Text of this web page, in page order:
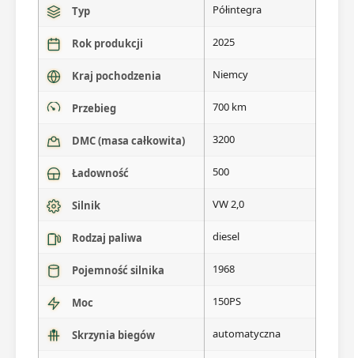
Typ Półintegra
Rok produkcji 2025
Kraj pochodzenia Niemcy
Przebieg 700 km
DMC (masa całkowita) 3200
Ładowność 500
Silnik VW 2,0
Rodzaj paliwa diesel
Pojemność silnika 1968
Moc 150PS
Skrzynia biegów automatyczna